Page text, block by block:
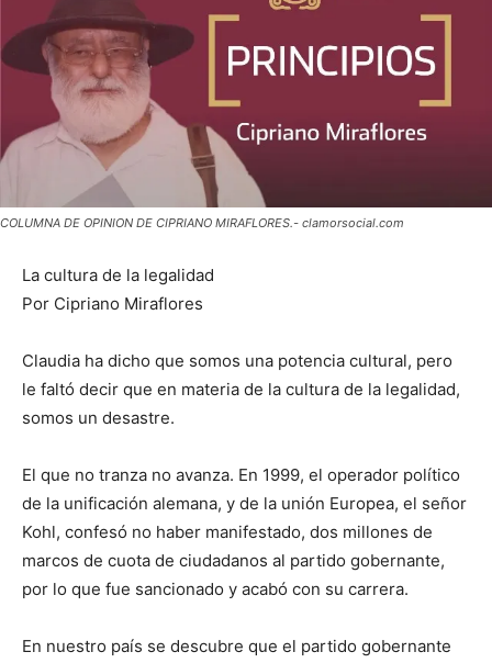
COLUMNA DE OPINION DE CIPRIANO MIRAFLORES.- clamorsocial.com
La cultura de la legalidad
Por Cipriano Miraflores
Claudia ha dicho que somos una potencia cultural, pero
le faltó decir que en materia de la cultura de la legalidad,
somos un desastre.
El que no tranza no avanza. En 1999, el operador político
de la unificación alemana, y de la unión Europea, el señor
Kohl, confesó no haber manifestado, dos millones de
marcos de cuota de ciudadanos al partido gobernante,
por lo que fue sancionado y acabó con su carrera.
En nuestro país se descubre que el partido gobernante